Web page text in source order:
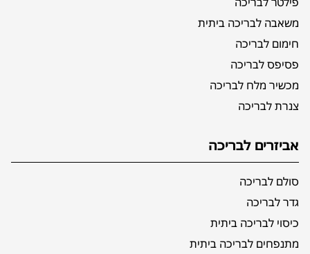
משאבה לבריכה ביתית
חימום לבריכה
פסיפס לבריכה
מכשיר מלח לבריכה
צנרת לבריכה
אביזרים לבריכה
סולם לבריכה
גדר לבריכה
כיסוי לבריכה ביתית
מתנפחים לבריכה ביתית